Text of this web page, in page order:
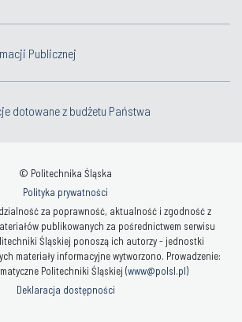
Publicznej
dotowane z budżetu Państwa
© Politechnika Śląska
Polityka prywatności
za poprawność, aktualność i zgodność z
publikowanych za pośrednictwem serwisu
Śląskiej ponoszą ich autorzy - jednostki
materiały informacyjne wytworzono. Prowadzenie:
Politechniki Śląskiej (www@polsl.pl)
Deklaracja dostępności